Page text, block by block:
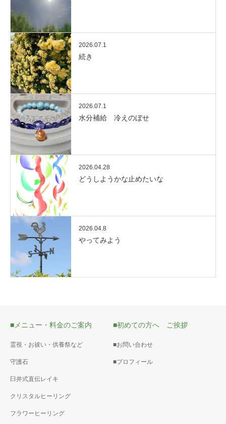
2026.07.1
続き
2026.07.1
水分補給 冷えのぼせ
2026.04.28
どうしようかな止めたいな
2026.04.8
やってみよう
■メニュー・料金のご案内
霊視・お祓い・供養祭など
守護石
臼井式直伝レイキ
クリスタルヒーリング
フラワーヒーリング
■初めての方へ ご挨拶
■お問い合わせ
■プロフィール